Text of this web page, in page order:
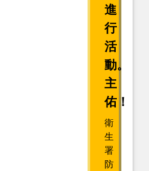
進
行
活
動。
主
佑！
衛
生
署
防